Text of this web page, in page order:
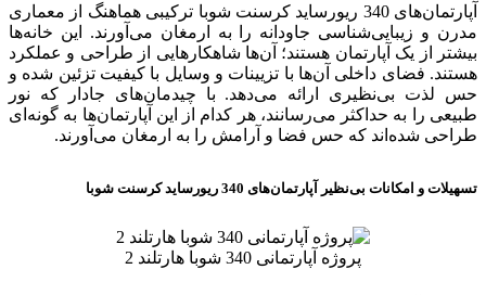
آپارتمان‌های 340 ریورساید کرسنت شوبا ترکیبی هماهنگ از معماری
مدرن و زیبایی‌شناسی جاودانه را به ارمغان می‌آورند. این خانه‌ها
بیشتر از یک آپارتمان هستند؛ آن‌ها شاهکارهایی از طراحی و عملکرد
هستند. فضای داخلی آن‌ها با تزیینات و وسایل با کیفیت تزئین شده و
حس لذت بی‌نظیری ارائه می‌دهد. با چیدمان‌های جادار که نور
طبیعی را به حداکثر می‌رسانند، هر کدام از این آپارتمان‌ها به گونه‌ای
طراحی شده‌اند که حس فضا و آرامش را به ارمغان می‌آورند.
تسهیلات و امکانات بی‌نظیر آپارتمان‌های 340 ریورساید کرسنت شوبا
پروژه آپارتمانی 340 شوبا هارتلند 2